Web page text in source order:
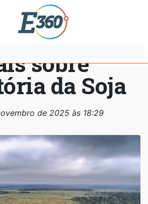
todos
do
sobre
da Soja
de 2025 às 18:29